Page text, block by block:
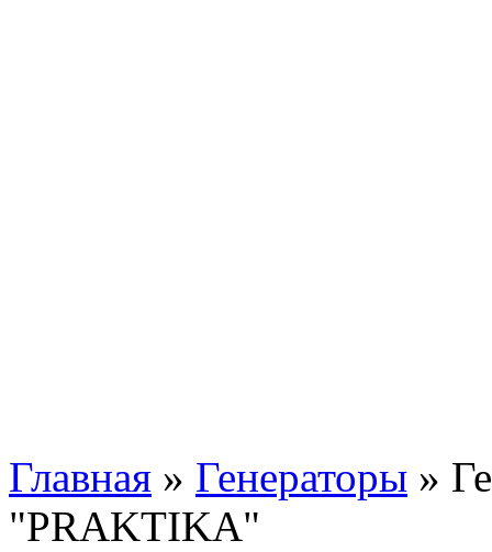
Главная » Генераторы »
"PRAKTIKA"